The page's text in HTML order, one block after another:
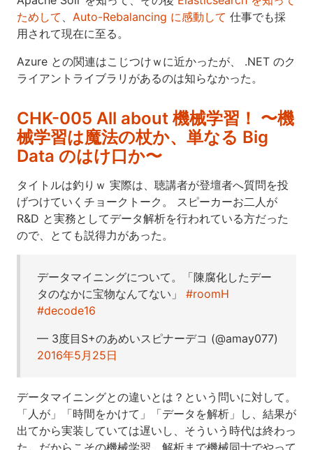
ためして
Auto-Rebalancing に感動して 仕事でも採
用されて現在に至る。
Azure との関連はこじつけｗに近かったが、 .NET のク
ライアントライブラリがあるのは知らなかった。
CHK-005 All about 機械学習！ 〜機
械学習は魔法の杖か、単なる Big
Data のはけ口か〜
タイトルは釣りｗ 実際は、聴講者が登壇者へ質問を投
げつけていくチョークトーク。 スピーカーお二人が
R&D と実務としてデータ解析を行われている方だった
ので、とても説得力があった。
データマイニングについて。「陳腐化したデー
タのなかに宝物なんてない」 #roomH
#decode16
— 3度目S+のあめいスピナーデコ (@amay077)
2016年5月25日
データマイニングとの違いとは？という問いに対して。
「人が」「時間をかけて」「データを解析」し、結果が
出てから実装していては遅いし、そういう時代は終わっ
た。だからこその機械学習、解析まで機械同士でやって